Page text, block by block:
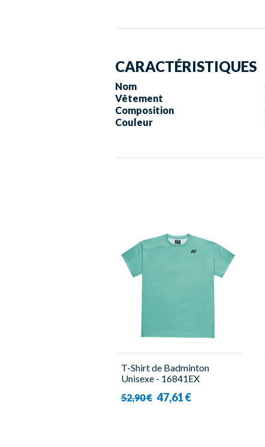
CARACTÉRISTIQUES
Nom
Vêtement
Composition
Couleur
T-Shirt de Badminton
Unisexe - 16841EX
52,90 € 47,61 €